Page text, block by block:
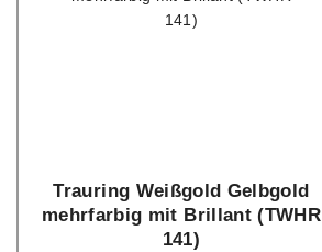
Trauring Weißgold Gelbgold
mehrfarbig mit Brillant (TWHR
141)